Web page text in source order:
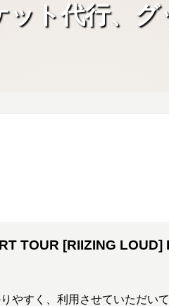
ト代行、グ
TOUR [RIIZING LOUD]
やすく、利用させていただい